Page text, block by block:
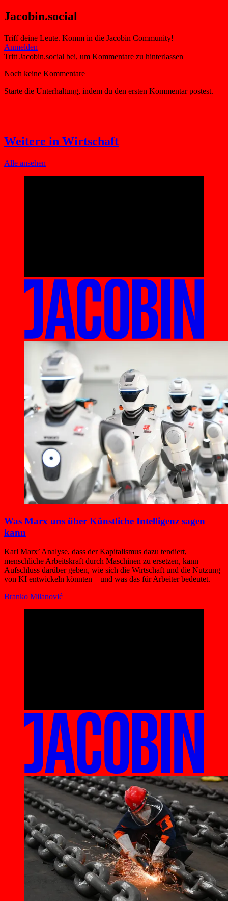
Jacobin.social
Triff deine Leute. Komm in die Jacobin Community!
Weitere in Wirtschaft
Alle ansehen
Was Marx uns über Künstliche Intelligenz sagen
kann
Karl Marx’ Analyse, dass der Kapitalismus dazu tendiert,
menschliche Arbeitskraft durch Maschinen zu ersetzen, kann
Aufschluss darüber geben, wie sich die Wirtschaft und die Nutzung
von KI entwickeln könnten – und was das für Arbeiter bedeutet.
Branko Milanović